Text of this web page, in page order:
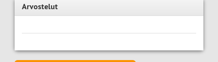
Arvostelut